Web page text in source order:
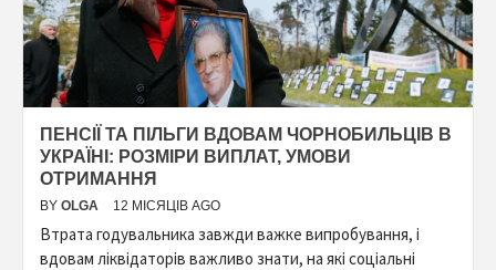
ПЕНСІЇ ТА ПІЛЬГИ ВДОВАМ ЧОРНОБИЛЬЦІВ В
УКРАЇНІ: РОЗМІРИ ВИПЛАТ, УМОВИ
ОТРИМАННЯ
BY OLGA 12 МІСЯЦІВ AGO
Втрата годувальника завжди важке випробування, і
вдовам ліквідаторів важливо знати, на які соціальні